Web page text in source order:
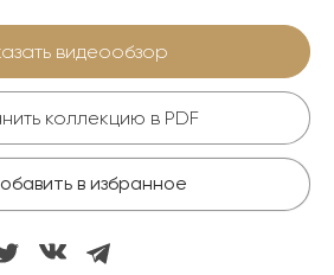
видеообзор
коллекцию в PDF
в избранное